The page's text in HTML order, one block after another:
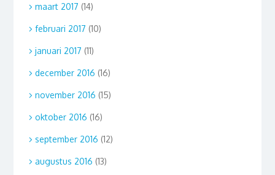
maart 2017 (14)
februari 2017 (10)
januari 2017 (11)
december 2016 (16)
november 2016 (15)
oktober 2016 (16)
september 2016 (12)
augustus 2016 (13)